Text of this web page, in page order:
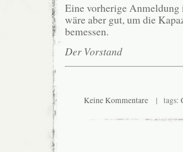
Eine vorherige
wäre aber gut, um die
bemessen.
Der Vorstand
Keine Kommentare | tags: